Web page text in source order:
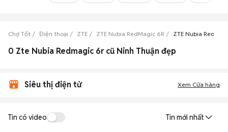
Chợ Tốt Điện thoại ZTE ZTE Nubia RedMagic 6R ZTE Nubia
0 Zte Nubia Redmagic 6r cũ Ninh Thuận đẹp
Siêu thị điện tử Xem Cửa hàng
Tin có video Tin mới nhất